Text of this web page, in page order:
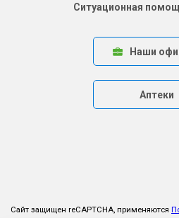
Ситуационная
Наши
Аптеки
Сайт защищен reCAPTCHA, применяются